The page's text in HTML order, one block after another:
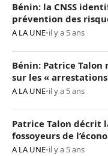
Bénin: la CNSS
prévention des
A LA UNE•il y a 5 ans
Bénin: Patrice Talon
sur les « arrestations
A LA UNE•il y a 5 ans
Patrice Talon décrit
fossoyeurs de
A LA UNE•il y a 5 ans